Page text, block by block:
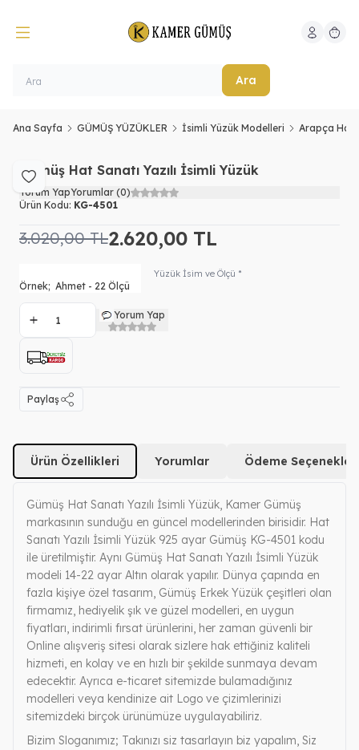
Ara
Hesabım
Ana Sayfa GÜMÜŞ YÜZÜKLER İsimli Yüzük Modelleri Arapça Hat
Favoriye Ekle
Gümüş Hat Sanatı Yazılı İsimli Yüzük
Yorum Yap
Yorumlar (0)
Ürün Kodu: KG-4501
3.020,00TL2.620,00 TL
Yüzük İsim ve Ölçü *
Yorum Yap
Paylaş
Ürün Özellikleri Yorumlar Ödeme Seçenekleri
Gümüş Hat Sanatı Yazılı İsimli Yüzük, Kamer Gümüş
markasının sunduğu en güncel modellerinden birisidir. Hat
Sanatı Yazılı İsimli Yüzük 925 ayar Gümüş KG-4501 kodu
ile üretilmiştir. Aynı Gümüş Hat Sanatı Yazılı İsimli Yüzük
modeli 14-22 ayar Altın olarak yapılır. Dünya çapında en
fazla kişiye özel tasarım, Gümüş Erkek Yüzük çeşitleri olan
firmamız, hediyelik şık ve güzel modelleri, en uygun
fiyatları, indirimli fırsat ürünlerini, her zaman güvenli bir
Online alışveriş sitesi olarak sizlere hak ettiğiniz kaliteli
hizmeti, en kolay ve en hızlı bir şekilde sunmaya devam
edecektir. Ayrıca e-ticaret sitemizde bulamadığınız
modelleri veya kendinize ait Logo ve çizimlerinizi
sitemizdeki birçok ürünümüze uygulayabiliriz.
Bizim Sloganımız; Takınızı siz tasarlayın biz yapalım, Siz